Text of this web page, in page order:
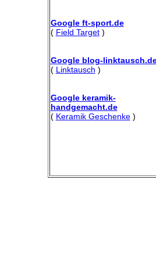
Google ft-sport.de
( Field Target)
Google blog-
( Linktausch )
Google keramik-
handgemacht.de
( Keramik Geschenke)